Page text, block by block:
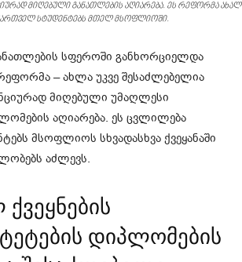
მიღებული განათლების აღიარება. ეს რეფორმა ახალ
სტუდენტებს მთელ მსოფლიოში.
სფეროში განხორციელდა
– ახლა უკვე შესაძლებელია
მიღებული უმაღლესი
აღიარება. ეს ცვლილება
მსოფლიოს სხვადასხვა ქვეყანაში
აძლევს.
დიპლომების